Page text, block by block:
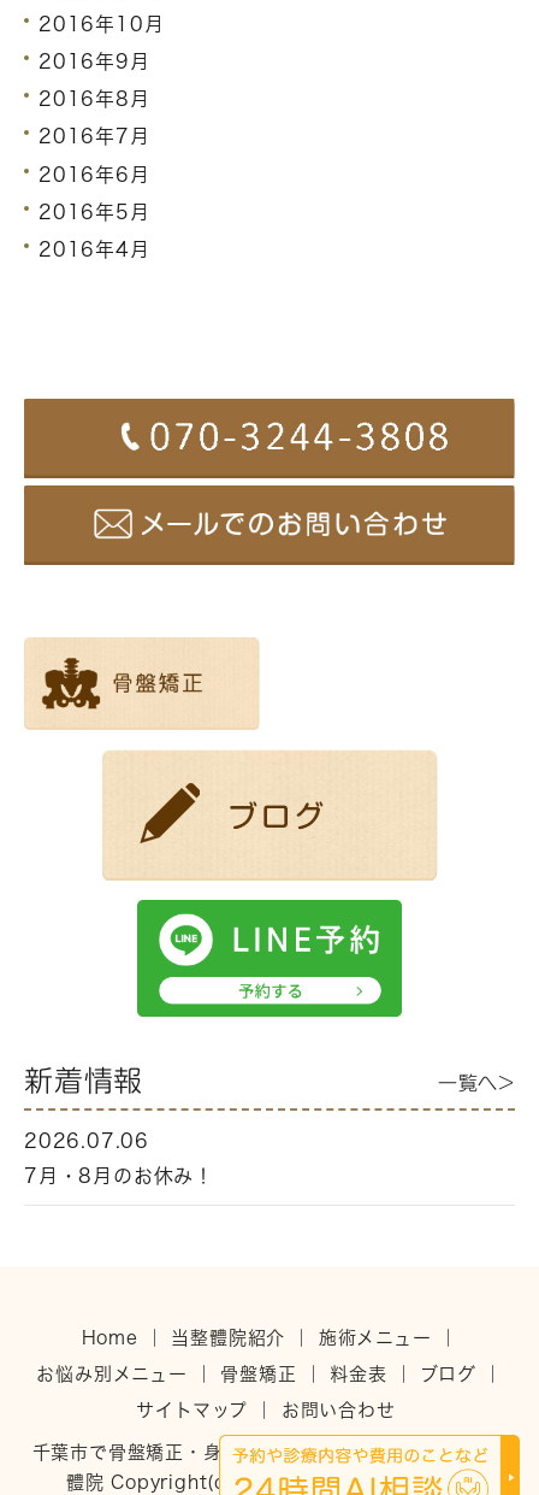
2016年10月
2016年9月
2016年8月
2016年7月
2016年6月
2016年5月
2016年4月
新着情報 一覧へ>
2026.07.06
7月・8月のお休み！
Home 当整體院紹介 施術メニュー
お悩み別メニュー
骨盤矯正 料金表 ブログ
サイトマップ
お問い合わせ
千葉市で骨盤矯正・身体を整えるなら稲毛のひだまり整
體院 Copyright(c)ひだまり整體院. All Rights